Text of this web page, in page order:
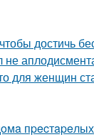
достичь
не
для женщин